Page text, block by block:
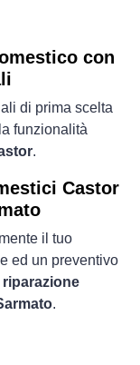
con
di prima scelta
funzionalità
.
Castor
il tuo
ed un preventivo
riparazione
.